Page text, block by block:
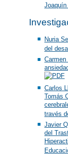
Nuria
del
Carlos
Tomás
través
Javier
del